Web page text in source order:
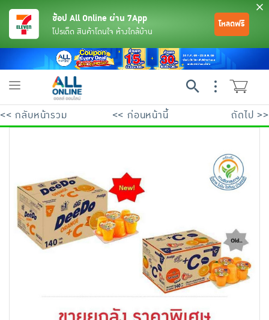
ย้อนกลับ
ย้อนกลับ
ย้อนกลับ
ย้อนกลับ
ย้อนกลับ
ย้อนกลับ
ย้อนกลับ
ย้อนกลับ
ย้อนกลับ
ย้อนกลับ
ย้อนกลับ
ช้อป All Online ผ่าน 7App
โปรเด็ด สินค้าโดนใจ ห้างใกล้บ้าน
โหลดฟรี
Toggle
<< กลับหน้ารวม << ก่อนหน้านี้ ถัดไป >>